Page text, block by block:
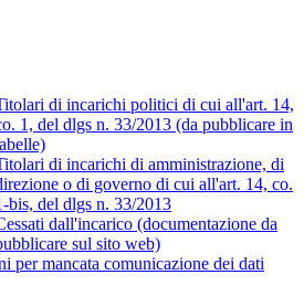
di incarichi politici di cui all'art. 14,
1, del dlgs n. 33/2013 (da pubblicare in
di incarichi di amministrazione, di
o di governo di cui all'art. 14, co.
bis, del dlgs n. 33/2013
dall'incarico (documentazione da
sul sito web)
per mancata comunicazione dei dati